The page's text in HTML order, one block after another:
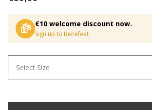
€10 welcome discount now.
Sign up to Benefeet
Select Size